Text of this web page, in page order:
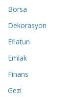
Borsa
Dekorasyon
Eflatun
Emlak
Finans
Gezi